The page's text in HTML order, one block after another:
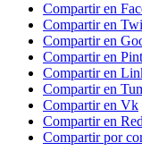
Compartir en
Compartir en
Compartir en
Compartir en
Compartir en
Compartir en
Compartir en Vk
Compartir en
Compartir por